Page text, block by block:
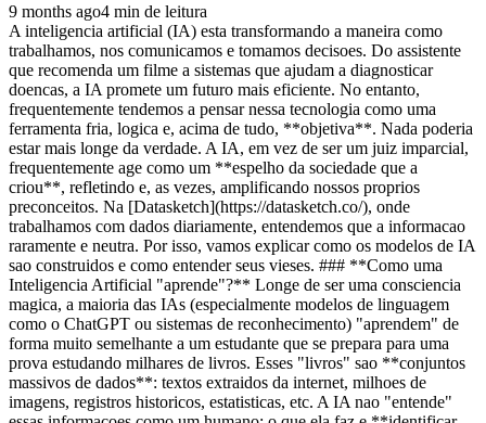
9 months ago4 min de leitura
A inteligencia artificial (IA) esta transformando a maneira como
trabalhamos, nos comunicamos e tomamos decisoes. Do assistente
que recomenda um filme a sistemas que ajudam a diagnosticar
doencas, a IA promete um futuro mais eficiente. No entanto,
frequentemente tendemos a pensar nessa tecnologia como uma
ferramenta fria, logica e, acima de tudo, **objetiva**. Nada poderia
estar mais longe da verdade. A IA, em vez de ser um juiz imparcial,
frequentemente age como um **espelho da sociedade que a
criou**, refletindo e, as vezes, amplificando nossos proprios
preconceitos. Na [Datasketch](https://datasketch.co/), onde
trabalhamos com dados diariamente, entendemos que a informacao
raramente e neutra. Por isso, vamos explicar como os modelos de IA
sao construidos e como entender seus vieses. ### **Como uma
Inteligencia Artificial "aprende"?** Longe de ser uma consciencia
magica, a maioria das IAs (especialmente modelos de linguagem
como o ChatGPT ou sistemas de reconhecimento) "aprendem" de
forma muito semelhante a um estudante que se prepara para uma
prova estudando milhares de livros. Esses "livros" sao **conjuntos
massivos de dados**: textos extraidos da internet, milhoes de
imagens, registros historicos, estatisticas, etc. A IA nao "entende"